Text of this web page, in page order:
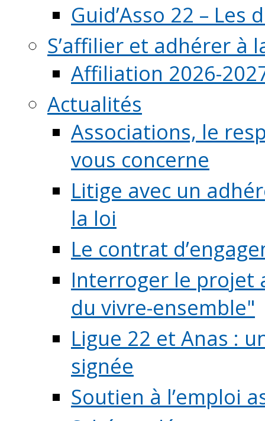
Guid’Asso 22 – Les
S’affilier et adhérer à
Affiliation 2026-
Actualités
Associations, le
vous concerne
Litige avec un
la loi
Le contrat
Interroger le projet
du vivre-ensemble"
Ligue 22 et Anas :
signée
Soutien à l’emploi